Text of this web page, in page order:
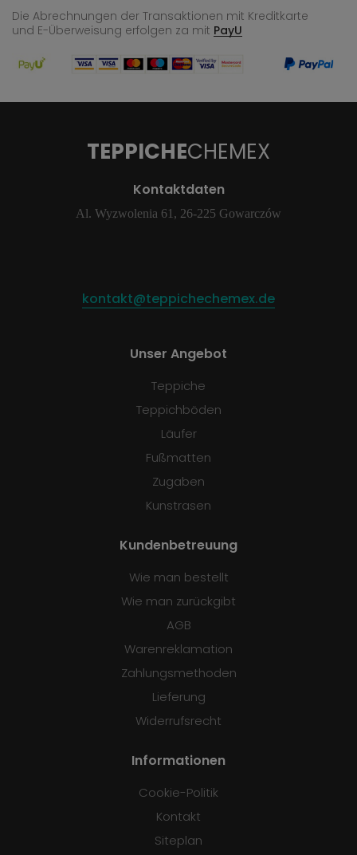
Die Abrechnungen der Transaktionen mit Kreditkarte
und E-Überweisung erfolgen za mit PayU
TEPPICHECHEMEX
Kontaktdaten
Al. Wyzwolenia 61, 26-225 Gowarczów
kontakt@teppichechemex.de
Unser Angebot
Teppiche
Teppichböden
Läufer
Fußmatten
Zugaben
Kunstrasen
Kundenbetreuung
Wie man bestellt
Wie man zurückgibt
AGB
Warenreklamation
Zahlungsmethoden
Lieferung
Widerrufsrecht
Informationen
Cookie-Politik
Kontakt
Siteplan